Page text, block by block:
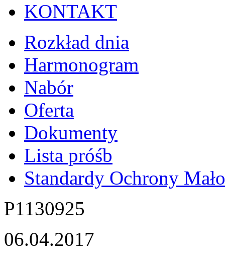
KONTAKT
Rozkład dnia
Harmonogram
Nabór
Oferta
Dokumenty
Lista próśb
Standardy Ochrony
P1130925
06.04.2017